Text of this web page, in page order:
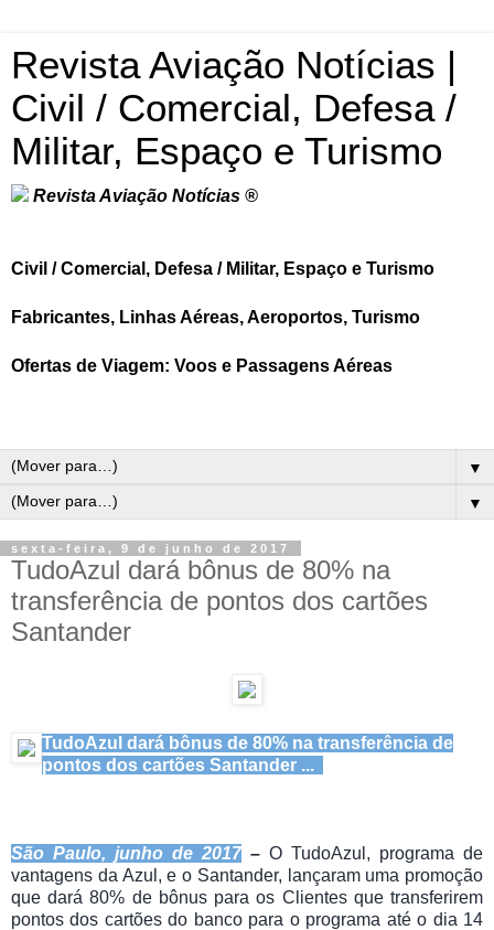
Revista Aviação Notícias |
Civil / Comercial, Defesa /
Militar, Espaço e Turismo
Revista Aviação Notícias ®
Civil / Comercial, Defesa / Militar, Espaço e Turismo
Fabricantes, Linhas Aéreas, Aeroportos, Turismo
Ofertas de Viagem: Voos e Passagens Aéreas
▼
▼
sexta-feira, 9 de junho de 2017
TudoAzul dará bônus de 80% na
transferência de pontos dos cartões
Santander
TudoAzul dará bônus de 80% na transferência de
pontos dos cartões Santander ...
São Paulo, junho de 2017 – O TudoAzul, programa de
vantagens da Azul, e o Santander, lançaram uma promoção
que dará 80% de bônus para os Clientes que transferirem
pontos dos cartões do banco para o programa até o dia 14